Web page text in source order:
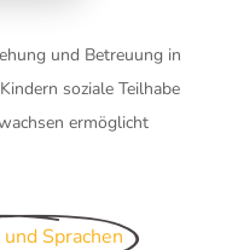
und Betreuung in
soziale Teilhabe
ermöglicht
Sprachen